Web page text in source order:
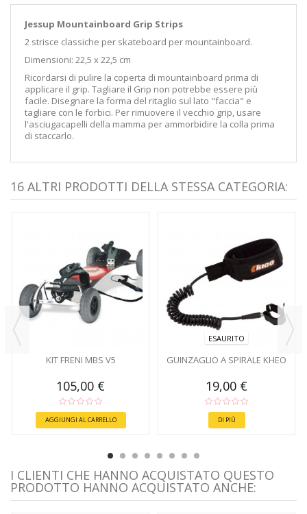
Jessup Mountainboard Grip Strips
2 strisce classiche per skateboard per mountainboard.
Dimensioni: 22,5 x 22,5 cm
Ricordarsi di pulire la coperta di mountainboard prima di
applicare il grip. Tagliare il Grip non potrebbe essere più
facile. Disegnare la forma del ritaglio sul lato "faccia" e
tagliare con le forbici. Per rimuovere il vecchio grip, usare
l'asciugacapelli della mamma per ammorbidire la colla prima
di staccarlo.
16 ALTRI PRODOTTI DELLA STESSA CATEGORIA:
KIT FRENI MBS V5
105,00 €
AGGIUNGI AL CARRELLO
ESAURITO
GUINZAGLIO A SPIRALE KHEO
19,00 €
DI PIÙ
I CLIENTI CHE HANNO ACQUISTATO QUESTO
PRODOTTO HANNO ACQUISTATO ANCHE: